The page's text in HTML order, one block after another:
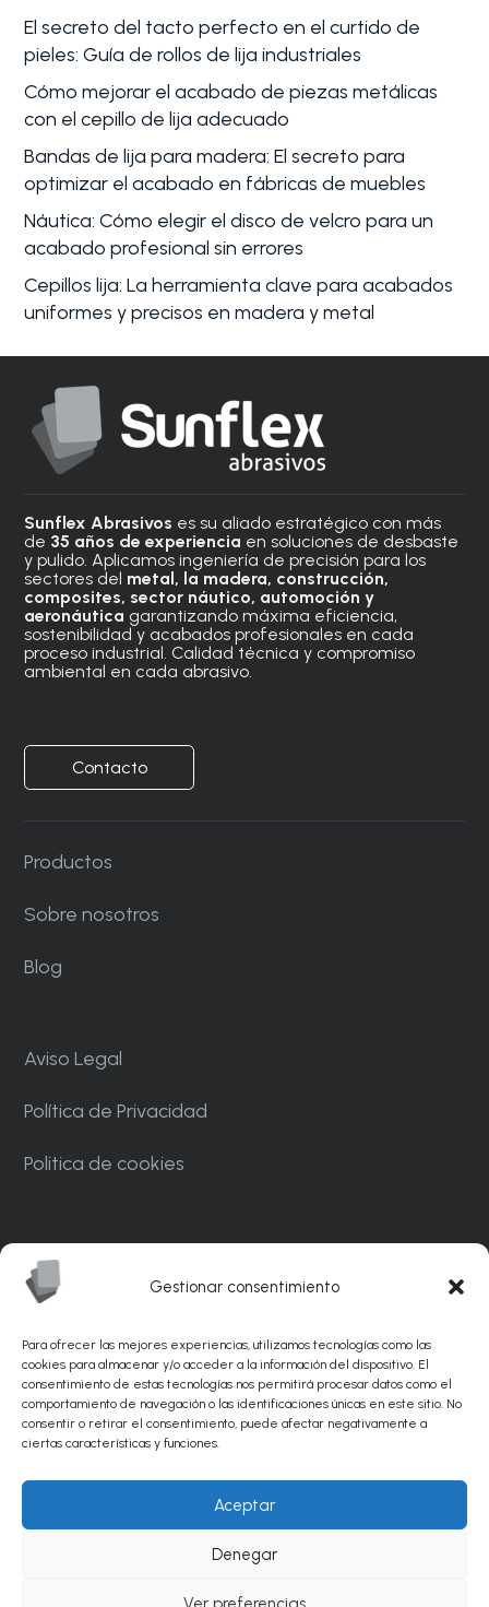
Gestionar consentimiento
Para ofrecer las mejores experiencias, utilizamos tecnologías como las
cookies para almacenar y/o acceder a la información del dispositivo. El
consentimiento de estas tecnologías nos permitirá procesar datos como el
comportamiento de navegación o las identificaciones únicas en este sitio. No
consentir o retirar el consentimiento, puede afectar negativamente a
ciertas características y funciones.
Aceptar
Denegar
El secreto del tacto perfecto en el curtido de
pieles: Guía de rollos de lija industriales
Cómo mejorar el acabado de piezas metálicas
con el cepillo de lija adecuado
Bandas de lija para madera: El secreto para
optimizar el acabado en fábricas de muebles
Náutica: Cómo elegir el disco de velcro para un
acabado profesional sin errores
Cepillos lija: La herramienta clave para acabados
uniformes y precisos en madera y metal
Sunflex Abrasivos es su aliado estratégico con más
de 35 años de experiencia en soluciones de desbaste
y pulido. Aplicamos ingeniería de precisión para los
sectores del metal, la madera, construcción,
composites, sector náutico, automoción y
aeronáutica garantizando máxima eficiencia,
sostenibilidad y acabados profesionales en cada
proceso industrial. Calidad técnica y compromiso
ambiental en cada abrasivo.
Contacto
Productos
Sobre nosotros
Blog
Aviso Legal
Política de Privacidad
Politica de cookies
Industrial CAN MASCARO La Palma de
info@sunflexabrasivos.com
936 881 538
© Sunflex Abrasivos 2026 |
PinkStone.Posicionamiento SEO de páginas web
por Agencia PinkStone.